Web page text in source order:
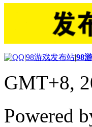
|98游戏发布站|98
GMT+8,
Powered